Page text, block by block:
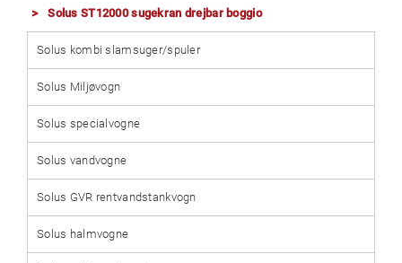
Solus ST12000 sugekran drejbar boggio
Solus kombi slamsuger/spuler
Solus Miljøvogn
Solus specialvogne
Solus vandvogne
Solus GVR rentvandstankvogn
Solus halmvogne